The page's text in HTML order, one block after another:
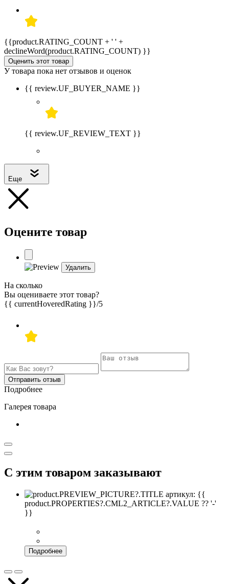
{{product.RATING_COUNT + ' ' +
declineWord(product.RATING_COUNT) }}
Оценить этот товар
У товара пока нет отзывов и оценок
{{ review.UF_BUYER_NAME }}
{{ review.UF_REVIEW_TEXT }}
Еще
Оцените товар
Удалить
На сколько
Вы оцениваете этот товар?
{{ currentHoveredRating }}/5
Отправить отзыв
Подробнее
Галерея товара
С этим товаром заказывают
артикул: {{
product.PROPERTIES?.CML2_ARTICLE?.VALUE ?? '-'
}}
Подробнее